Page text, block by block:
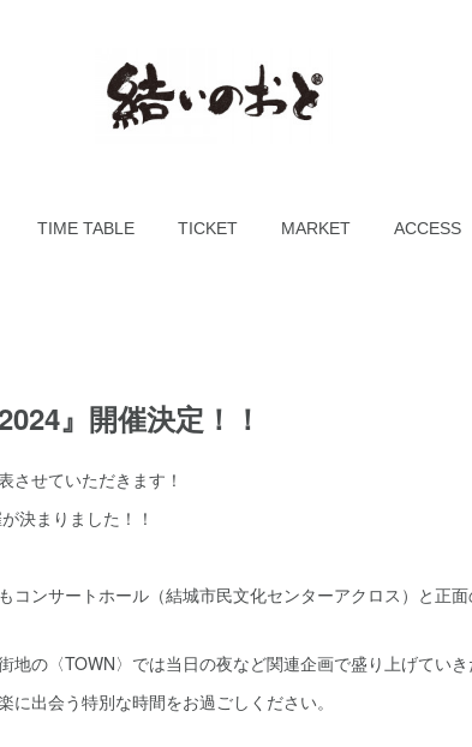
TIME TABLE TICKET MARKET ACCESS
』開催決定！！
させていただきます！
決まりました！！
コンサートホール（結城市民文化センターアクロス）と正
の〈TOWN〉では当日の夜など関連企画で盛り上げていき
出会う特別な時間をお過ごしください。